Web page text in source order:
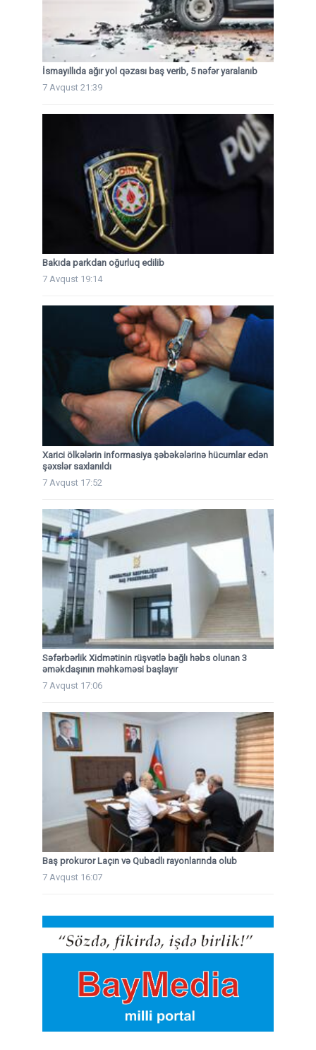
İsmayıllıda ağır yol qəzası baş verib, 5 nəfər yaralanıb
7 Avqust 21:39
Bakıda parkdan oğurluq edilib
7 Avqust 19:14
Xarici ölkələrin informasiya şəbəkələrinə hücumlar edən
şəxslər saxlanıldı
7 Avqust 17:52
Səfərbərlik Xidmətinin rüşvətlə bağlı həbs olunan 3
əməkdaşının məhkəməsi başlayır
7 Avqust 17:06
Baş prokuror Laçın və Qubadlı rayonlarında olub
7 Avqust 16:07